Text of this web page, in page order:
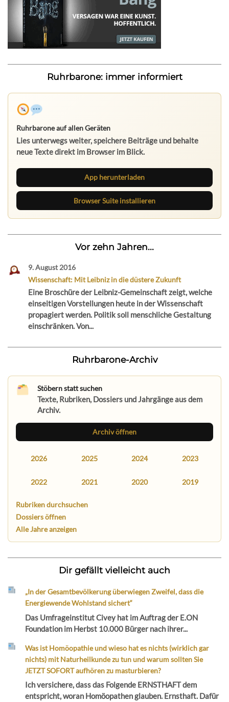
Ruhrbarone: immer informiert
Ruhrbarone auf allen Geräten
Lies unterwegs weiter, speichere Beiträge und behalte
neue Texte direkt im Browser im Blick.
App herunterladen
Browser Suite installieren
Vor zehn Jahren...
9. August 2016
Wissenschaft: Mit Leibniz in die düstere Zukunft
Eine Broschüre der Leibniz-Gemeinschaft zeigt, welche
einseitigen Vorstellungen heute in der Wissenschaft
propagiert werden. Politik soll menschliche Gestaltung
einschränken. Von...
Ruhrbarone-Archiv
Stöbern statt suchen
Texte, Rubriken, Dossiers und Jahrgänge aus dem
Archiv.
Archiv öffnen
2026 2025 2024 2023
2022 2021 2020 2019
Rubriken durchsuchen
Dossiers öffnen
Alle Jahre anzeigen
Dir gefällt vielleicht auch
„In der Gesamtbevölkerung überwiegen Zweifel, dass die
Energiewende Wohlstand sichert“
Das Umfrageinstitut Civey hat im Auftrag der E.ON
Foundation im Herbst 10.000 Bürger nach ihrer...
Was ist Homöopathie und wieso hat es nichts (wirklich gar
nichts) mit Naturheilkunde zu tun und warum sollten Sie
JETZT SOFORT aufhören zu masturbieren?
Ich versichere, dass das Folgende ERNSTHAFT dem
entspricht, woran Homöopathen glauben. Ernsthaft. Dafür